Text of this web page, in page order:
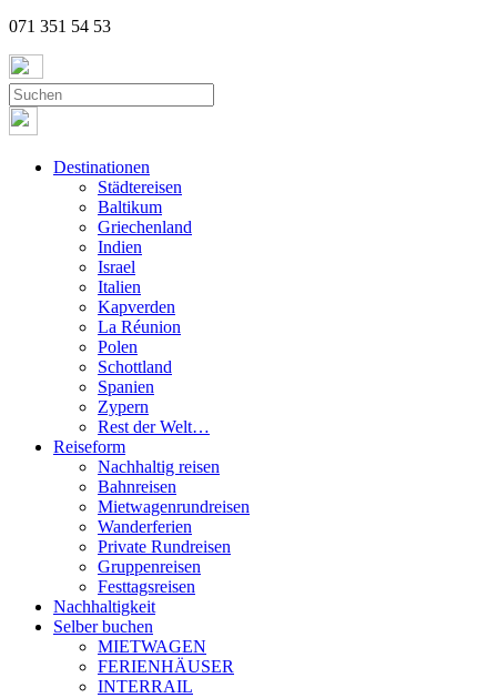
071 351 54 53
Destinationen
Städtereisen
Baltikum
Griechenland
Indien
Israel
Italien
Kapverden
La Réunion
Polen
Schottland
Spanien
Zypern
Rest der Welt…
Reiseform
Nachhaltig reisen
Bahnreisen
Mietwagenrundreisen
Wanderferien
Private Rundreisen
Gruppenreisen
Festtagsreisen
Nachhaltigkeit
Selber buchen
MIETWAGEN
FERIENHÄUSER
INTERRAIL